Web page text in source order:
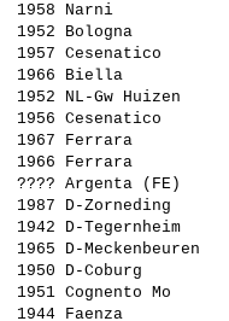
1958 Narni
1952 Bologna
1957 Cesenatico
1966 Biella
1952 NL-Gw Huizen
1956 Cesenatico
1967 Ferrara
1966 Ferrara
???? Argenta (FE)
1987 D-Zorneding
1942 D-
1965 D-
1950 D-Coburg
1951 Cognento Mo
1944 Faenza